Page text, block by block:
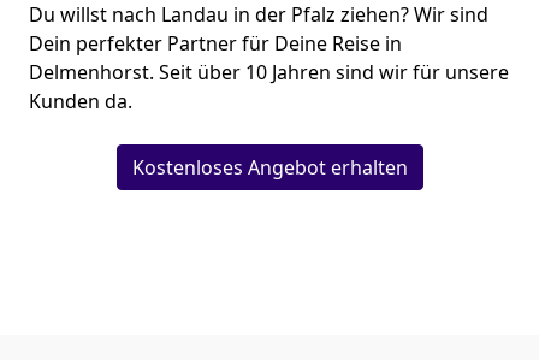
Du willst nach Landau in der Pfalz ziehen? Wir sind
Dein perfekter Partner für Deine Reise in
Delmenhorst. Seit über 10 Jahren sind wir für unsere
Kunden da.
Kostenloses Angebot erhalten